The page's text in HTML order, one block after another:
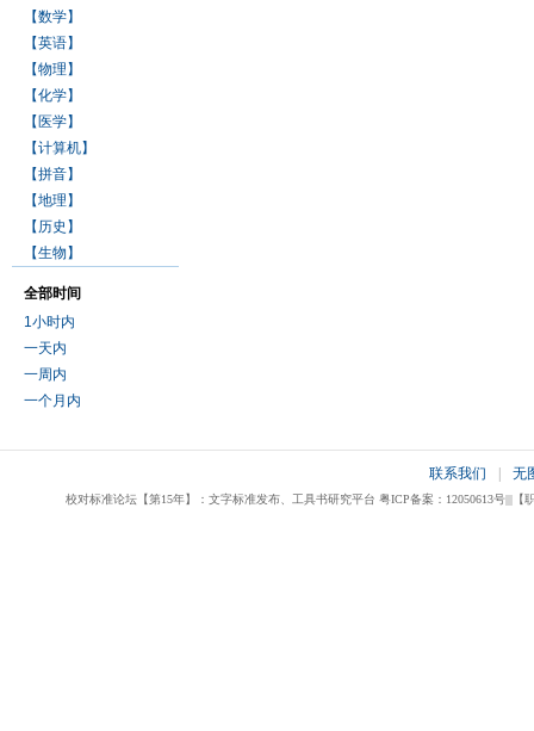
【数学】
【英语】
【物理】
【化学】
【医学】
【计算机】
【拼音】
【地理】
【历史】
【生物】
全部时间
1小时内
一天内
一周内
一个月内
联系我们 无
校对标准论坛【第15年】：文字标准发布、工具书研究平台 粤ICP备案：12050613号|||【